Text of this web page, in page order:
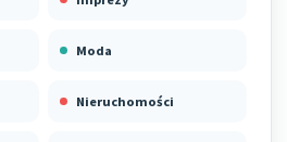
Moda
Nieruchomości